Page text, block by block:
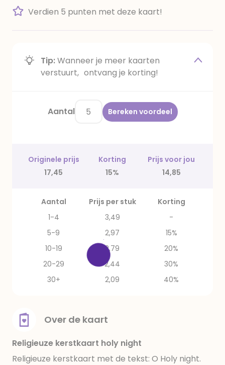
Verdien 5 punten met deze kaart!
Tip:Wanneer je meer kaarten
verstuurt, ontvang je korting!
Aantal Bereken voordeel
Originele prijs Korting
Prijs voor jou
17,45
15% 14,85
Aantal Prijs per stuk
Korting
1-4
3,49
-
5-9
2,97
15%
10-19
2,79
20%
20-29
2,44
30%
30+
2,09 40%
Over de kaart
Religieuze kerstkaart holy night
Religieuze kerstkaart met de tekst: O Holy night.